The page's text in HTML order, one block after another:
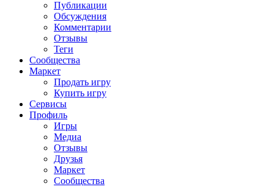
Публикации
Обсуждения
Комментарии
Отзывы
Теги
Сообщества
Маркет
Продать игру
Купить игру
Сервисы
Профиль
Игры
Медиа
Отзывы
Друзья
Маркет
Сообщества